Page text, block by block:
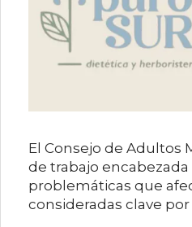
El Consejo de Adultos
de trabajo
problemáticas que
consideradas clave